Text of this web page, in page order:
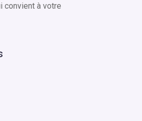
convient à votre